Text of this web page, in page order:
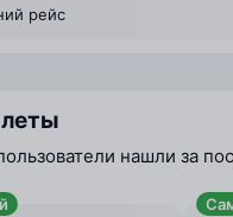
рейс
нашли за